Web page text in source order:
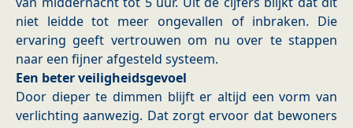
niet leidde tot meer ongevallen of inbraken. Die
ervaring geeft vertrouwen om nu over te stappen
naar een fijner afgesteld systeem.
Een beter veiligheidsgevoel
Door dieper te dimmen blijft er altijd een vorm van
verlichting aanwezig. Dat zorgt ervoor dat bewoners